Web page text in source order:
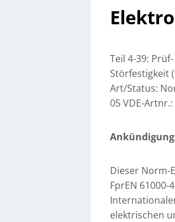
Teil 4-39:
Störfestigkeit
Art/Status:
05 VDE-
Dieser Norm-
FprEN
elektrischen